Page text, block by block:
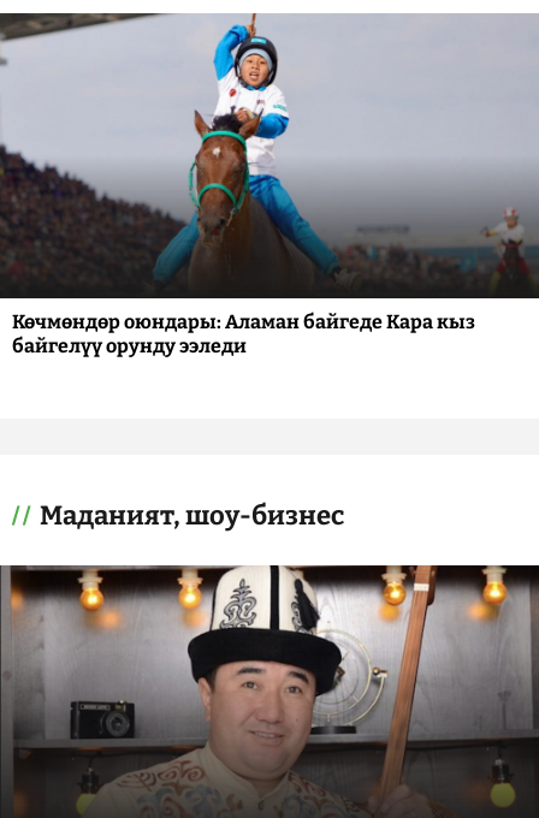
Көчмөндөр оюндары: Аламан байгеде Кара кыз
байгелүү орунду ээледи
Маданият, шоу-бизнес